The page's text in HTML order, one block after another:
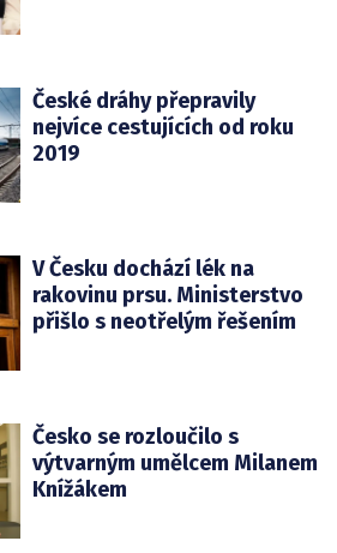
České dráhy přepravily
nejvíce cestujících od roku
2019
V Česku dochází lék na
rakovinu prsu. Ministerstvo
přišlo s neotřelým řešením
Česko se rozloučilo s
výtvarným umělcem Milanem
Knížákem